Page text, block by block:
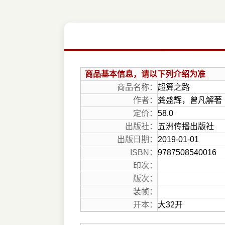
商品基本信息，请以下列介绍为准
商品名称： 超算之路
作者： 龚盛辉，曾凡解著
定价： 58.0
出版社：
五洲传播出版社
出版日期：
2019-01-01
ISBN： 9787508540016
印次：
版次：
装帧：
开本：
大32开